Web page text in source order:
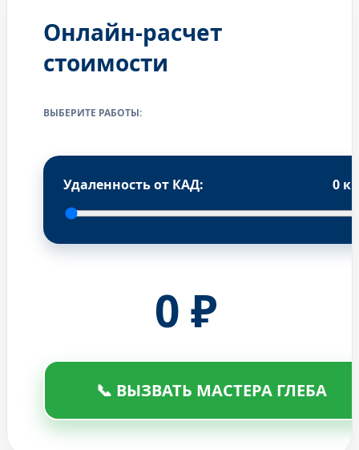
Онлайн-расчет
стоимости
ВЫБЕРИТЕ РАБОТЫ:
Удаленность от КАД: 0
0 ₽
📞 ВЫЗВАТЬ МАСТЕРА ГЛЕБА